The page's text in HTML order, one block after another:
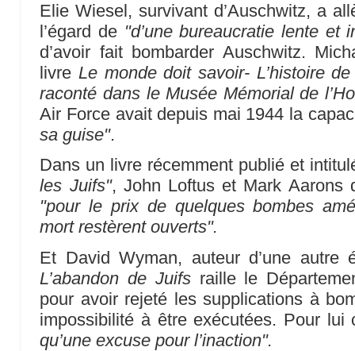
Elie Wiesel, survivant d’Auschwitz, a
l’égard de "d’une bureaucratie lente et
d’avoir fait bombarder Auschwitz.
livreLe monde doit savoir- L’histoire
raconté dans le Musée Mémorial de
Air Force avait depuis mai 1944 la
sa guise".
Dans un livre récemment publié et
les Juifs", John Loftus et Mark Aarons
"pour le prix de quelques bombes
mort restèrent ouverts".
Et David Wyman, auteur d’une autre
L’abandon de Juifsraille le
pour avoir rejeté les supplications à
impossibilité à être exécutées. Pour
qu’une excuse pour l’inaction".